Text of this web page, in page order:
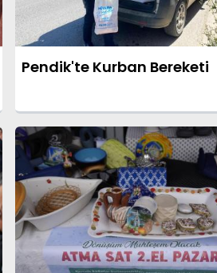
Pendik'te Kurban Bereketi